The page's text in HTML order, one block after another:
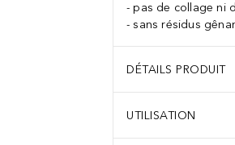
pas de collage ni
sans résidus
DÉTAILS PRODUIT
UTILISATION